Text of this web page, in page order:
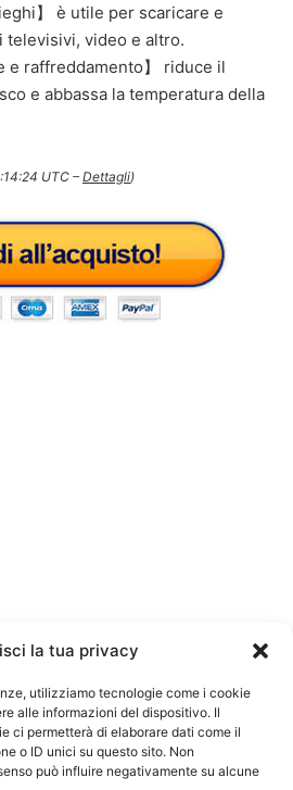
la tua privacy
utilizziamo tecnologie come i cookie
alle informazioni del dispositivo. Il
ci permetterà di elaborare dati come il
o ID unici su questo sito. Non
può influire negativamente su alcune
】 è utile per scaricare e
televisivi, video e altro.
e raffreddamento】 riduce il
e abbassa la temperatura della
UTC –Dettagli)